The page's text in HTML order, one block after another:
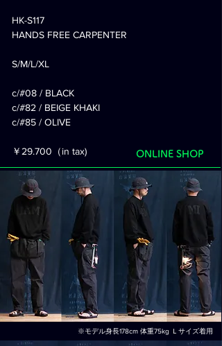
HK-S117
HANDS FREE CARPENTER
S/M/L/XL
c/#08 / BLACK
c/#82 / BEIGE KHAKI
c/#85 / OLIVE
​￥29.700（in tax) ONLINE SHOP
※モデル身長178cm 体重75kg Ｌサイズ着用​